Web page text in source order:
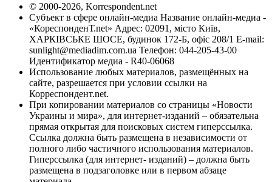
© 2000-2026, Korrespondent.net
Субъект в сфере онлайн-медиа Название онлайн-медиа -
«КореспонденТ.net» Адрес: 02091, місто Київ,
ХАРКІВСЬКЕ ШОСЕ, будинок 172-Б, офіс 208/1 E-mail:
sunlight@mediadim.com.ua Телефон: 044-205-43-00
Идентификатор медиа - R40-06068
Использование любых материалов, размещённых на
сайте, разрешается при условии ссылки на
Корреспондент.net.
При копировании материалов со страницы «Новости
Украины и мира», для интернет-изданий – обязательна
прямая открытая для поисковых систем гиперссылка.
Ссылка должна быть размещена в независимости от
полного либо частичного использования материалов.
Гиперссылка (для интернет- изданий) – должна быть
размещена в подзаголовке или в первом абзаце